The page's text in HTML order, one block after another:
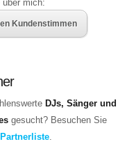
über mich:
Kundenstimmen
DJs, Sänger und
gesucht? Besuchen Sie
Partnerliste.